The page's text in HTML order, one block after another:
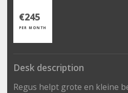
€245
PER MONTH
Desk description
Regus helpt grote en kleine